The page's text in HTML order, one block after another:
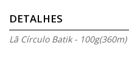
DETALHES
Lã Círculo Batik - 100g(360m)